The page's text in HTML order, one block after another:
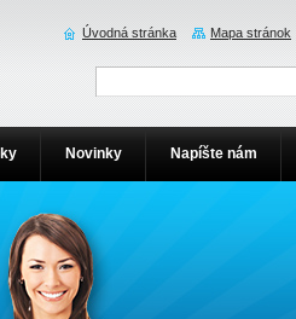
Novinky Napíšte nám
Úvodná stránka Mapa stránok